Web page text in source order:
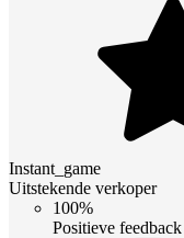
Instant_game
Uitstekende verkoper
100%
Positieve feedback